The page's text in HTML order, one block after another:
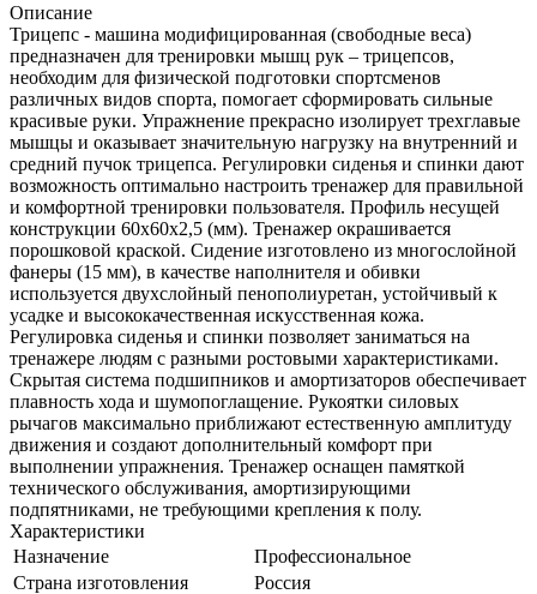
Описание
Трицепс - машина модифицированная (свободные веса)
предназначен для тренировки мышц рук – трицепсов,
необходим для физической подготовки спортсменов
различных видов спорта, помогает сформировать сильные
красивые руки. Упражнение прекрасно изолирует трехглавые
мышцы и оказывает значительную нагрузку на внутренний и
средний пучок трицепса. Регулировки сиденья и спинки дают
возможность оптимально настроить тренажер для правильной
и комфортной тренировки пользователя. Профиль несущей
конструкции 60х60х2,5 (мм). Тренажер окрашивается
порошковой краской. Сидение изготовлено из многослойной
фанеры (15 мм), в качестве наполнителя и обивки
используется двухслойный пенополиуретан, устойчивый к
усадке и высококачественная искусственная кожа.
Регулировка сиденья и спинки позволяет заниматься на
тренажере людям с разными ростовыми характеристиками.
Скрытая система подшипников и амортизаторов обеспечивает
плавность хода и шумопоглащение. Рукоятки силовых
рычагов максимально приближают естественную амплитуду
движения и создают дополнительный комфорт при
выполнении упражнения. Тренажер оснащен памяткой
технического обслуживания, амортизирующими
подпятниками, не требующими крепления к полу.
Характеристики
Назначение
Профессиональное
Страна изготовления
Россия